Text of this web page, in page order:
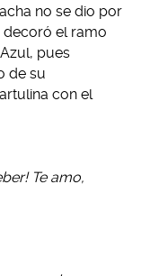
no se dio por
decoró el ramo
pues
de su
con el
Te amo,